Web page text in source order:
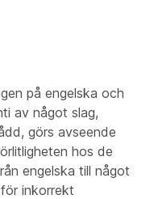
på engelska och
av något slag,
görs avseende
hos de
engelska till något
inkorrekt